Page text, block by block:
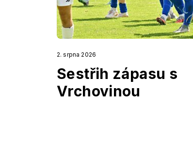
2. srpna 2026
Sestřih zápasu s
Vrchovinou